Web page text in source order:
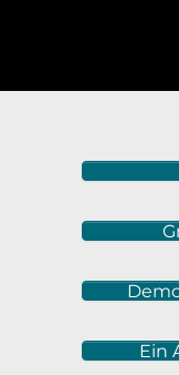
Ein